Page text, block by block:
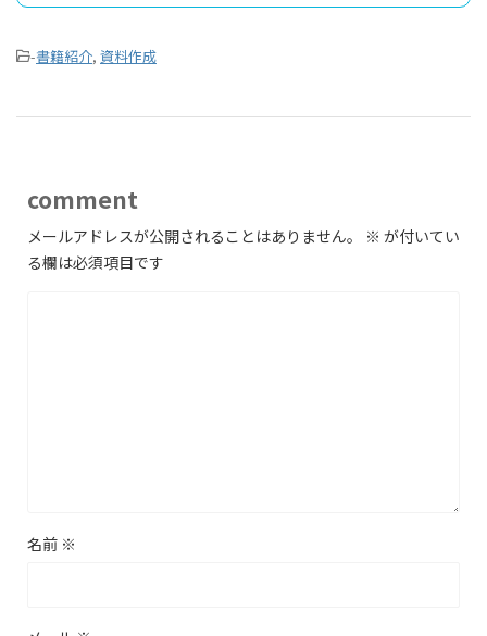
-書籍紹介, 資料作成
comment
メールアドレスが公開されることはありません。 ※ が付いてい
る欄は必須項目です
名前 ※